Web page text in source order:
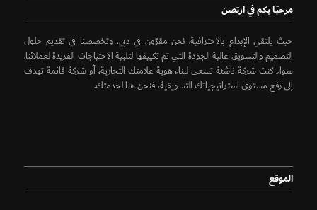
مرحبًا بكم في ارتصن
حيث يلتقي الإبداع بالاحترافية. نحن مقرّون في دبي، وتخصصنا في تقديم حلول
التصميم والتسويق عالية الجودة التي تم تكييفها لتلبية الاحتياجات الفريدة لعملائنا.
سواء كنت شركة ناشئة تسعى لبناء هوية علامتك التجارية، أو شركة قائمة تهدف
إلى رفع مستوى استراتيجياتك التسويقية، فنحن هنا لخدمتك.
الموقع